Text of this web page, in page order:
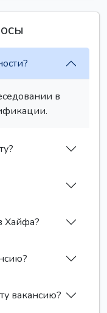
в
Хайфа?
вакансию?